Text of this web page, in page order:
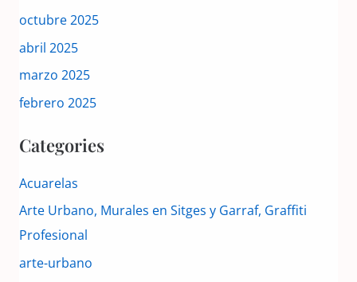
octubre 2025
abril 2025
marzo 2025
febrero 2025
Categories
Acuarelas
Arte Urbano, Murales en Sitges y Garraf, Graffiti
Profesional
arte-urbano